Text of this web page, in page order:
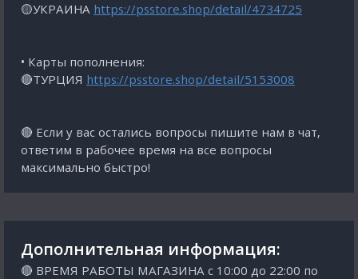
🟡УКРАИНА https://psstore.shop/detail/4734725
• Карты пополнения:
🔴ТУРЦИЯ https://psstore.shop/detail/5153008
🔴 Если у вас остались вопросы пишите нам в чат,
ответим в рабочее время на все вопросы
максимально быстро!
Дополнительная информация:
🔴 ВРЕМЯ РАБОТЫ МАГАЗИНА с 10:00 до 22:00 по